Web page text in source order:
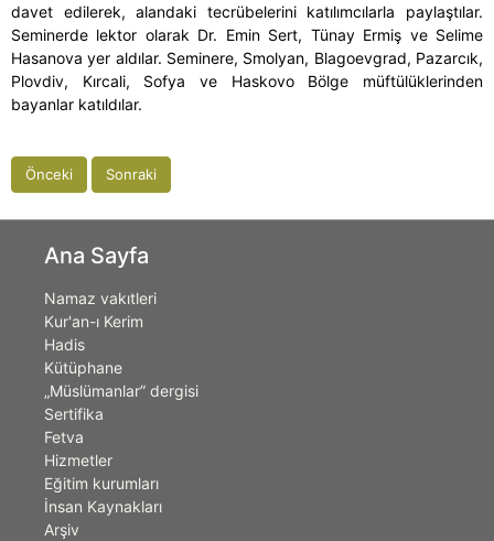
davet edilerek, alandaki tecrübelerini katılımcılarla paylaştılar.
Seminerde lektor olarak Dr. Emin Sert, Tünay Ermiş ve Selime
Hasanova yer aldılar. Seminere, Smolyan, Blagoevgrad, Pazarcık,
Plovdiv, Kırcali, Sofya ve Haskovo Bölge müftülüklerinden
bayanlar katıldılar.
Önceki Sonraki
Ana Sayfa
Namaz vakıtleri
Kur'an-ı Kerim
Hadis
Kütüphane
„Müslümanlar” dergisi
Sertifika
Fetva
Hizmetler
Eğitim kurumları
İnsan Kaynakları
Arşiv